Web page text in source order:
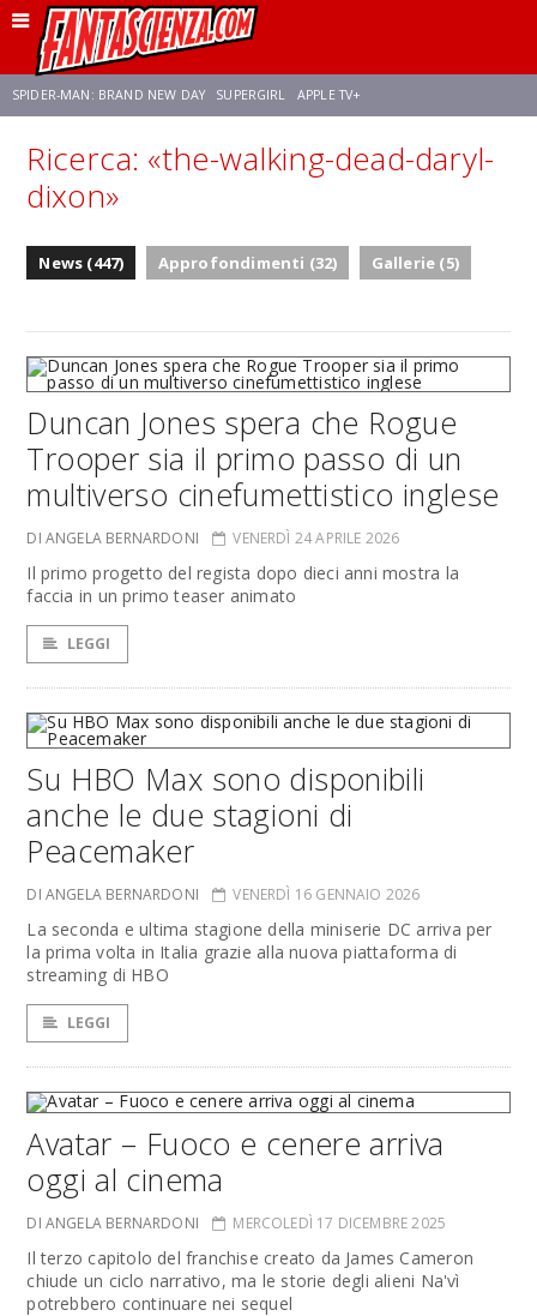
SPIDER-MAN: BRAND NEW DAY SUPERGIRL APPLE TV+
FRANCO RICCIARDIELLO ZENDAYA STAR TREK AVENGERS: DOOMSDAY
NETFLIX SADIE SINK CELIA ROSE GOODING
Ricerca: «the-walking-dead-daryl-
dixon»
News (447) Approfondimenti (32) Gallerie (5)
Duncan Jones spera che Rogue
Trooper sia il primo passo di un
multiverso cinefumettistico inglese
DI ANGELA BERNARDONI VENERDÌ 24 APRILE 2026
Il primo progetto del regista dopo dieci anni mostra la
faccia in un primo teaser animato
LEGGI
Su HBO Max sono disponibili
anche le due stagioni di
Peacemaker
DI ANGELA BERNARDONI VENERDÌ 16 GENNAIO 2026
La seconda e ultima stagione della miniserie DC arriva per
la prima volta in Italia grazie alla nuova piattaforma di
streaming di HBO
LEGGI
Avatar – Fuoco e cenere arriva
oggi al cinema
DI ANGELA BERNARDONI MERCOLEDÌ 17 DICEMBRE 2025
Il terzo capitolo del franchise creato da James Cameron
chiude un ciclo narrativo, ma le storie degli alieni Na'vì
potrebbero continuare nei sequel